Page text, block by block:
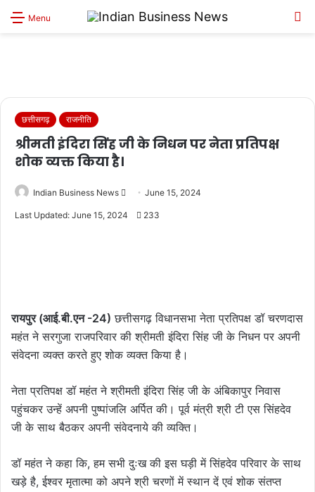
Menu
छत्तीसगढ़ राजनीति
श्रीमती इंदिरा सिंह जी के निधन पर नेता प्रतिपक्ष
शोक व्यक्त किया है।
Indian Business News
SendJune 15, 2024
Last Updated: June 15, 2024 233
रायपुर (आई.बी.एन -24) छत्तीसगढ़ विधानसभा नेता प्रतिपक्ष डॉ चरणदास
महंत ने सरगुजा राजपरिवार की श्रीमती इंदिरा सिंह जी के निधन पर अपनी
संवेदना व्यक्त करते हुए शोक व्यक्त किया है।
नेता प्रतिपक्ष डॉ महंत ने श्रीमती इंदिरा सिंह जी के अंबिकापुर निवास
पहुंचकर उन्हें अपनी पुष्पांजलि अर्पित की। पूर्व मंत्री श्री टी एस सिंहदेव
जी के साथ बैठकर अपनी संवेदनाये की व्यक्ति।
डॉ महंत ने कहा कि, हम सभी दुःख की इस घड़ी में सिंहदेव परिवार के साथ
खड़े है, ईश्वर मृतात्मा को अपने श्री चरणों में स्थान दें एवं शोक संतप्त